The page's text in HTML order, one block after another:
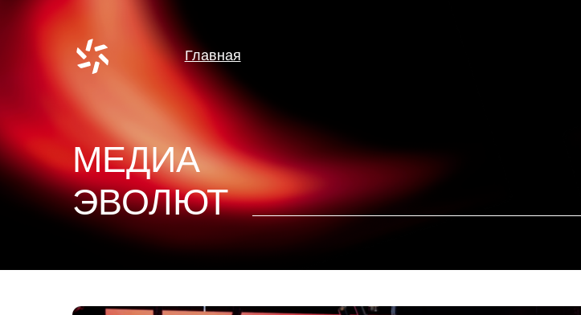
Главная
МЕДИА
ЭВОЛЮТ